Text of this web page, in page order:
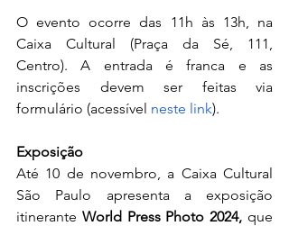
O evento ocorre das 11h às 13h, na
Caixa Cultural (Praça da Sé, 111,
Centro). A entrada é franca e as
inscrições devem ser feitas via
formulário (acessível neste link).
Exposição
Até 10 de novembro, a Caixa Cultural
São Paulo apresenta a exposição
itinerante World Press Photo 2024, que